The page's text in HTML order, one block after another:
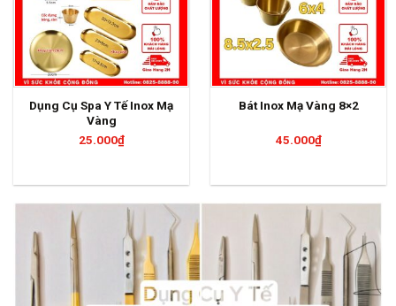
Dụng Cụ Spa Y Tế Inox Mạ
Vàng
25.000₫
Bát Inox Mạ Vàng 8×2
45.000₫